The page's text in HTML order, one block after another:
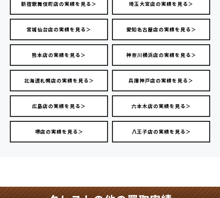
新宿歌舞伎町店の実績を見る＞ 埼玉大宮店の実績を見る＞
宮城仙台店の実績を見る＞ 愛知名古屋店の実績を見る＞
熊本店の実績を見る＞ 神奈川横浜店の実績を見る＞
北海道札幌店の実績を見る＞ 兵庫神戸店の実績を見る＞
広島店の実績を見る＞ 六本木店の実績を見る＞
堺店の実績を見る＞ 八王子店の実績を見る＞